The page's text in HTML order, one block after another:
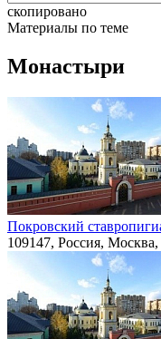
скопировано
Материалы по теме
Монастыри
Покровский
109147, Россия, Москва,